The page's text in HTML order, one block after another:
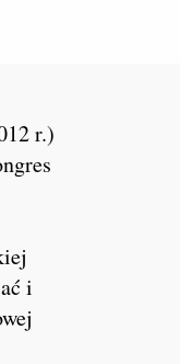
r.)
i